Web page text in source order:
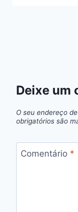
Deixe um
O seu endereço
obrigatórios são
Comentário *